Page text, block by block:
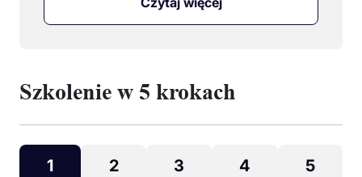
Szkolenie w 5 krokach
1 2 3 4 5